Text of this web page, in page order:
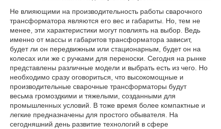
Не влияющими на производительность работы сварочного
трансформатора являются его вес и габариты. Но, тем не
менее, эти характеристики могут повлиять на выбор. Ведь
именно от массы и габаритов трансформатора зависит,
будет ли он передвижным или стационарным, будет он на
колесах или же с ручками для переноски. Сегодня на рынке
представлены различные модели и выбрать есть из чего. Но
необходимо сразу оговориться, что высокомощные и
производительные сварочные трансформаторы будут
весьма громоздкими и тяжелыми, созданными для
промышленных условий. В тоже время более компактные и
легкие предназначены для простого обывателя. На
сегодняшний день развитие технологий в сфере